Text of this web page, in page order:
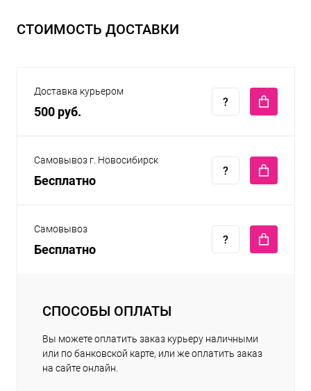
СТОИМОСТЬ ДОСТАВКИ
Доставка курьером
500 руб.
Самовывоз г. Новосибирск
Бесплатно
Самовывоз
Бесплатно
СПОСОБЫ ОПЛАТЫ
Вы можете оплатить заказ курьеру наличными
или по банковской карте, или же оплатить заказ
на сайте онлайн.